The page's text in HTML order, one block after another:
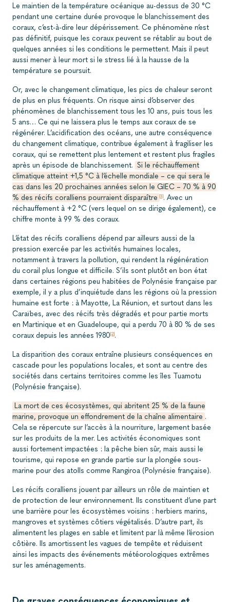
Le maintien de la température océanique au-dessus de 30 °C
pendant une certaine durée provoque le blanchissement des
coraux, c’est-à-dire leur dépérissement. Ce phénomène n’est
pas définitif, puisque les coraux peuvent se rétablir au bout de
quelques années si les conditions le permettent. Mais il peut
aussi mener à leur mort si le stress lié à la hausse de la
température se poursuit.
Or, avec le changement climatique, les pics de chaleur seront
de plus en plus fréquents. On risque ainsi d’observer des
phénomènes de blanchissement tous les 10 ans, puis tous les
5 ans… Ce qui ne laissera plus le temps aux coraux de se
régénérer. L’acidification des océans, une autre conséquence
du changement climatique, contribue également à fragiliser les
coraux, qui se remettent plus lentement et restent plus fragiles
après un épisode de blanchissement. Si le réchauffement
climatique atteint +1,5 °C à l’échelle mondiale – ce qui sera le
cas dans les 20 prochaines années selon le GIEC – 70 % à 90
% des récifs coralliens pourraient disparaître [1]. Avec un
réchauffement à +2 °C (vers lequel on se dirige également), ce
chiffre monte à 99 % des coraux.
L’état des récifs coralliens dépend par ailleurs aussi de la
pression exercée par les activités humaines locales,
notamment à travers la pollution, qui rendent la régénération
du corail plus longue et difficile. S’ils sont plutôt en bon état
dans certaines régions peu habitées de Polynésie française par
exemple, il y a plus d’inquiétude dans les régions où la pression
humaine est forte : à Mayotte, La Réunion, et surtout dans les
Caraïbes, avec des récifs très dégradés et pour partie morts
en Martinique et en Guadeloupe, qui a perdu 70 à 80 % de ses
coraux depuis les années 1980[2].
La disparition des coraux entraîne plusieurs conséquences en
cascade pour les populations locales, et sont au centre des
sociétés dans certains territoires comme les îles Tuamotu
(Polynésie française).
La mort de ces écosystèmes, qui abritent 25 % de la faune
marine, provoque un effondrement de la chaîne alimentaire .
Cela se répercute sur l’accès à la nourriture, largement basée
sur les produits de la mer. Les activités économiques sont
aussi fortement impactées : la pêche bien sûr, mais aussi le
tourisme, qui repose en grande partie sur la plongée sous-
marine pour des atolls comme Rangiroa (Polynésie française).
Les récifs coralliens jouent par ailleurs un rôle de maintien et
de protection de leur environnement. Ils constituent d’une part
une barrière pour les écosystèmes voisins : herbiers marins,
mangroves et systèmes côtiers végétalisés. D’autre part, ils
alimentent les plages en sable et limitent par là même l’érosion
côtière. Ils amortissent les vagues de tempête et réduisent
ainsi les impacts des événements météorologiques extrêmes
sur les aménagements.